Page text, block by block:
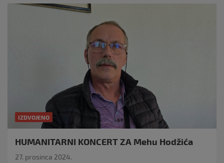
IZDVOJENO
HUMANITARNI KONCERT ZA Mehu Hodžića
27. prosinca 2024.